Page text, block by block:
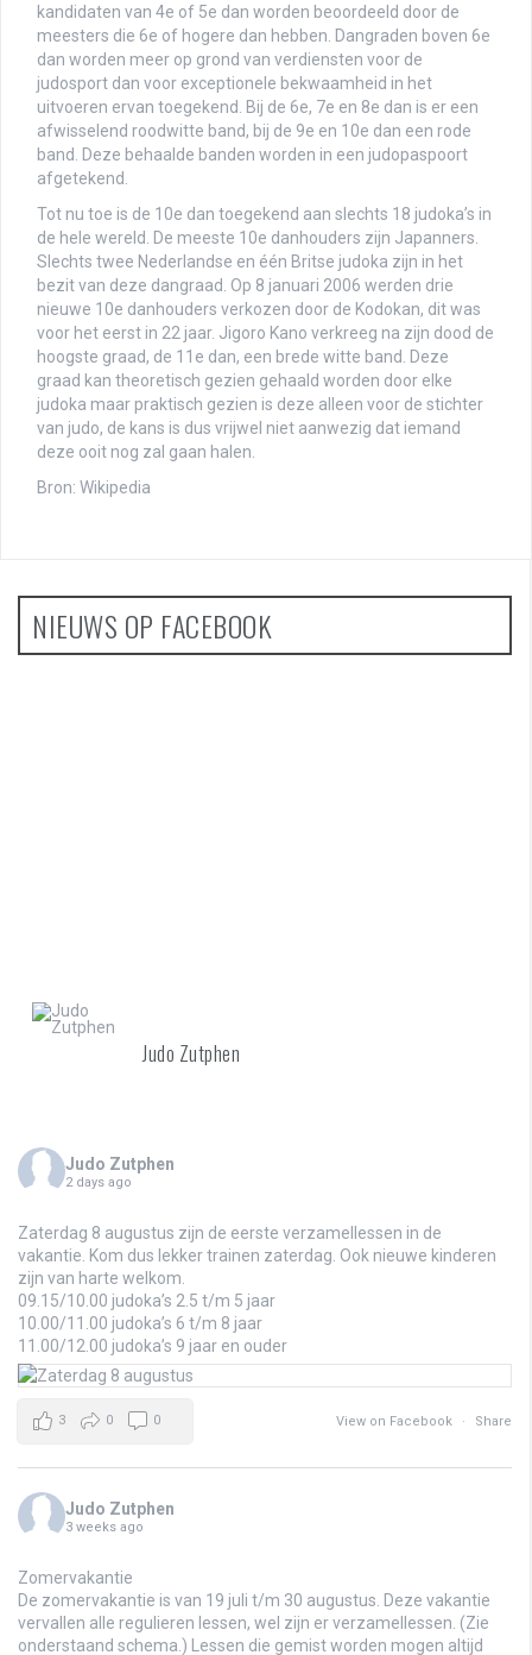
kandidaten van 4e of 5e dan worden beoordeeld door de
meesters die 6e of hogere dan hebben. Dangraden boven 6e
dan worden meer op grond van verdiensten voor de
judosport dan voor exceptionele bekwaamheid in het
uitvoeren ervan toegekend. Bij de 6e, 7e en 8e dan is er een
afwisselend roodwitte band, bij de 9e en 10e dan een rode
band. Deze behaalde banden worden in een judopaspoort
afgetekend.
Tot nu toe is de 10e dan toegekend aan slechts 18 judoka’s in
de hele wereld. De meeste 10e danhouders zijn Japanners.
Slechts twee Nederlandse en één Britse judoka zijn in het
bezit van deze dangraad. Op 8 januari 2006 werden drie
nieuwe 10e danhouders verkozen door de Kodokan, dit was
voor het eerst in 22 jaar. Jigoro Kano verkreeg na zijn dood de
hoogste graad, de 11e dan, een brede witte band. Deze
graad kan theoretisch gezien gehaald worden door elke
judoka maar praktisch gezien is deze alleen voor de stichter
van judo, de kans is dus vrijwel niet aanwezig dat iemand
deze ooit nog zal gaan halen.
Bron: Wikipedia
NIEUWS OP FACEBOOK
Judo Zutphen
Judo Zutphen
2 days ago
Zaterdag 8 augustus zijn de eerste verzamellessen in de
vakantie. Kom dus lekker trainen zaterdag. Ook nieuwe kinderen
zijn van harte welkom.
09.15/10.00 judoka’s 2.5 t/m 5 jaar
10.00/11.00 judoka’s 6 t/m 8 jaar
11.00/12.00 judoka’s 9 jaar en ouder
View on Facebook · Share
3 0 0
Judo Zutphen
3 weeks ago
Zomervakantie
De zomervakantie is van 19 juli t/m 30 augustus. Deze vakantie
vervallen alle regulieren lessen, wel zijn er verzamellessen. (Zie
onderstaand schema.) Lessen die gemist worden mogen altijd